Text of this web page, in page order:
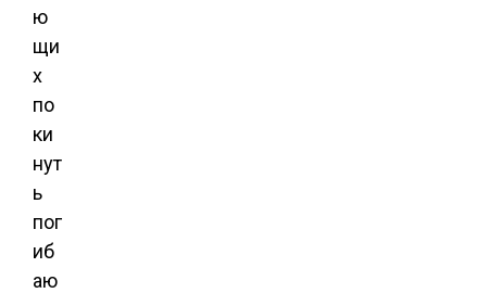
ю
щи
х
по
ки
нут
ь
пог
иб
аю